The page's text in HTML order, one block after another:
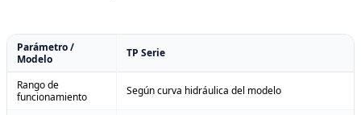
Parámetro /
Modelo
TP Serie
Rango de
funcionamiento
Según curva hidráulica del modelo